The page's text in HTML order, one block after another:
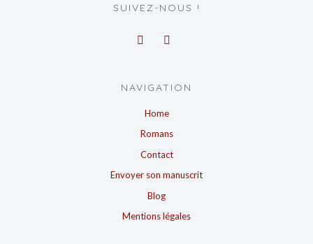
SUIVEZ-NOUS !
NAVIGATION
Home
Romans
Contact
Envoyer son manuscrit
Blog
Mentions légales